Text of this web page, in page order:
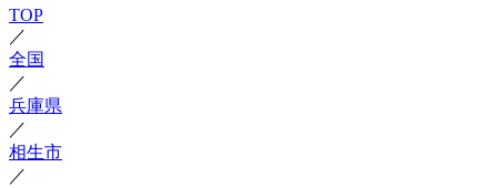
TOP
／
全国
／
兵庫県
／
相生市
／